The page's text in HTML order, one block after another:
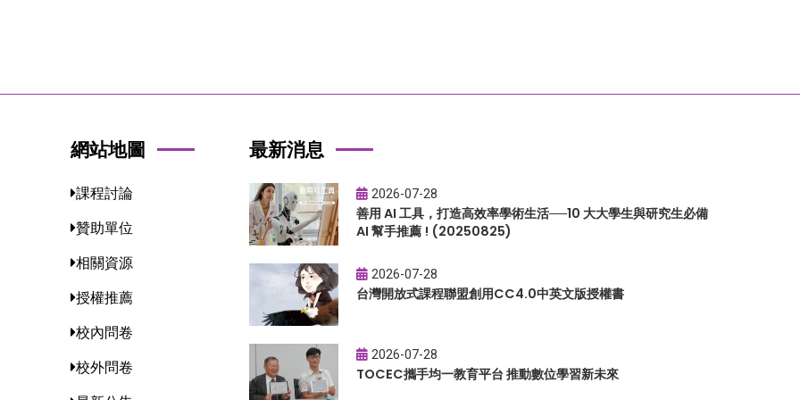
網站地圖
課程討論
贊助單位
相關資源
授權推薦
校內問卷
校外問卷
最新消息
2026-07-28
善用 AI 工具，打造高效率學術生活──10 大大學生與研究生必備
AI 幫手推薦 ! (20250825)
2026-07-28
台灣開放式課程聯盟創用CC4.0中英文版授權書
2026-07-28
TOCEC攜手均一教育平台 推動數位學習新未來